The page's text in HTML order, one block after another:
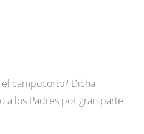
campocorto? Dicha
a los Padres por gran parte